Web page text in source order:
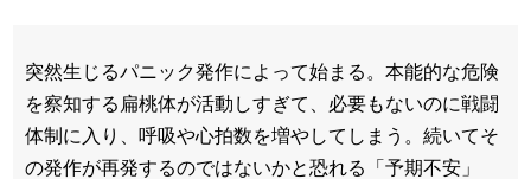
突然生じるパニック発作によって始まる。本能的な危険
を察知する扁桃体が活動しすぎて、必要もないのに戦闘
体制に入り、呼吸や心拍数を増やしてしまう。続いてそ
の発作が再発するのではないかと恐れる「予期不安」